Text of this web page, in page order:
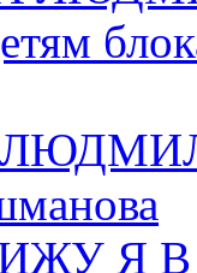
Я